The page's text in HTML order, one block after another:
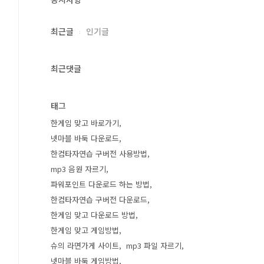
최근글 인기글
최근댓글
태그
한게임 맞고 바로가기
넷마블 바둑 다운로드
한컴타자연습 구버전 사용방법
mp3 음원 자르기
파워포인트 다운로드 하는 방법
한컴타자연습 구버전 다운로드
한게임 맞고 다운로드 방법
한게임 맞고 게임방법
슈의 라면가게 사이트
mp3 파일 자르기
넷마블 바둑 게임방법